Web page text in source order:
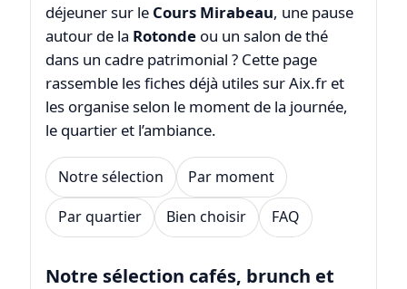
déjeuner sur le Cours Mirabeau, une pause
autour de la Rotondeou un salon de thé
dans un cadre patrimonial ? Cette page
rassemble les fiches déjà utiles sur Aix.fr et
les organise selon le moment de la journée,
le quartier et l’ambiance.
Notre sélection Par moment
Par quartier Bien choisir FAQ
Notre sélection cafés, brunch et